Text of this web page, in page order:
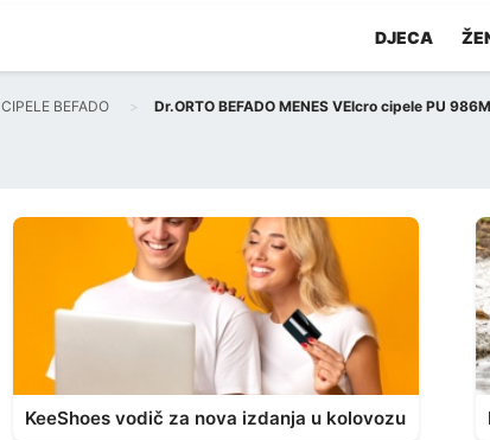
DJECA
CIPELE BEFADO Dr.ORTO BEFADO MENES VElcro cipele PU
KeeShoes vodič za nova izdanja u kolovozu